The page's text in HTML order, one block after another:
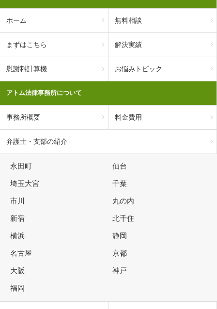
ホーム 無料相談
まずはこちら 解決実績
慰謝料計算機 お悩みトピック
アトム法律事務所について
事務所概要 料金費用
弁護士・支部の紹介
永田町 仙台
埼玉大宮 千葉
市川 丸の内
新宿 北千住
横浜 静岡
名古屋 京都
大阪 神戸
福岡